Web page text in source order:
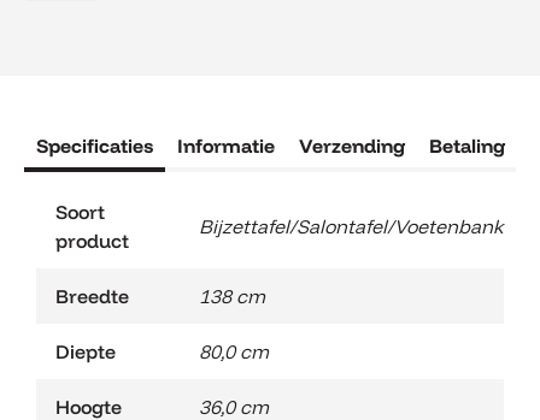
Specificaties Informatie Verzending Betaling
Soort
product
Bijzettafel/Salontafel/Voetenbank
Breedte 138 cm
Diepte 80,0 cm
Hoogte 36,0 cm